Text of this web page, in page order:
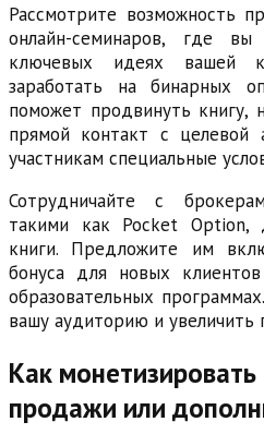
Рассмотрите возможность
онлайн-семинаров, где
ключевых идеях вашей
заработать на бинарных
поможет продвинуть книгу,
прямой контакт с целевой
участникам специальные
Сотрудничайте с
такими как Pocket Option,
книги. Предложите им
бонуса для новых
образовательных
вашу аудиторию и увеличить
Как монетизировать
продажи или